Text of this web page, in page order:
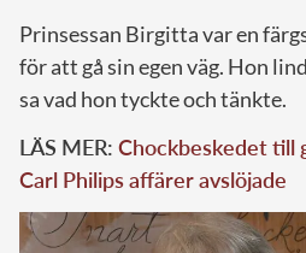
Prinsessan Birgitta var en
för att gå sin egen väg. Hon
sa vad hon tyckte och tänkte.
LÄS MER: Chockbeskedet till
Carl Philips affärer avslöjade